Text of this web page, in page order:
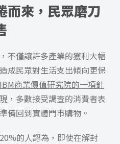
而來，民眾磨刀
不僅讓許多產業的獲利大幅
成民眾對生活支出傾向更保
IBM商業價值研究院的一項針
，多數接受調查的消費者表
備回到實體門市購物。
的人認為，即使在解封